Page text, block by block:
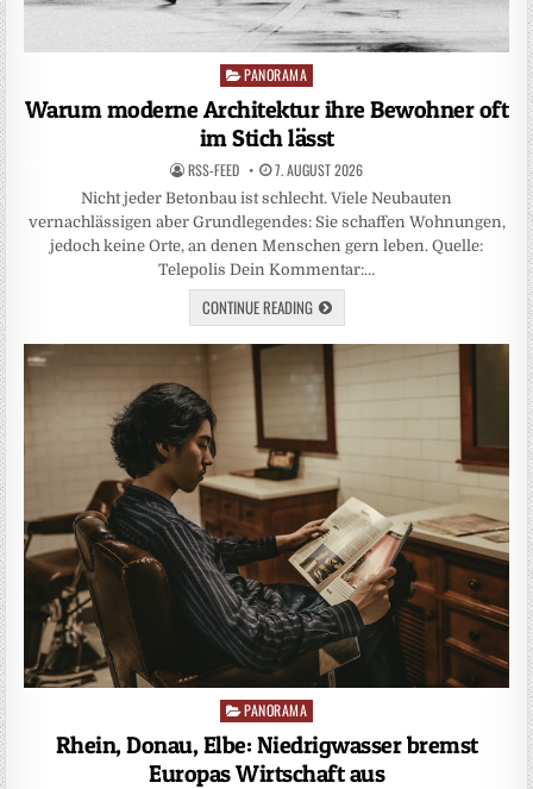
Posted
PANORAMA
Warum moderne Architektur ihre Bewohner oft
im Stich lässt
RSS-FEED 7. AUGUST 2026
Nicht jeder Betonbau ist schlecht. Viele Neubauten
vernachlässigen aber Grundlegendes: Sie schaffen Wohnungen,
jedoch keine Orte, an denen Menschen gern leben. Quelle:
Telepolis Dein Kommentar:…
CONTINUE READING
Posted
in
PANORAMA
Rhein, Donau, Elbe: Niedrigwasser bremst
Europas Wirtschaft aus